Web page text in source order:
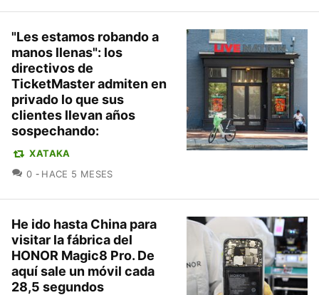
"Les estamos robando a
manos llenas": los
directivos de
TicketMaster admiten en
privado lo que sus
clientes llevan años
sospechando:
XATAKA
0 COMENTARIOS
HACE 5 MESES
He ido hasta China para
visitar la fábrica del
HONOR Magic8 Pro. De
aquí sale un móvil cada
28,5 segundos